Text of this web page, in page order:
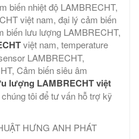
biến nhiệt độ LAMBRECHT,
việt nam, đại lý cảm biến
biến lưu lượng LAMBRECHT,
việt nam, temperature
LAMBRECHT,
Cảm biến siêu âm
lượng LAMBRECHT việt
tôi để tư vấn hỗ trợ kỹ
HƯNG ANH PHÁT